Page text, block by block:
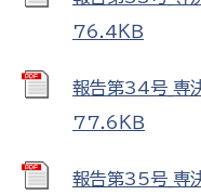
76.4ＫＢ
報告第34号_専
77.6ＫＢ
報告第35号_専